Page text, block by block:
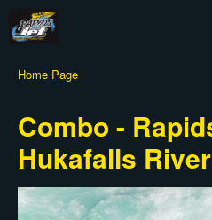
Home Page
Combo -
Hukafalls